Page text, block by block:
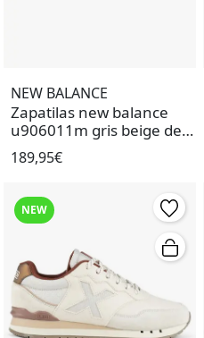
NEW BALANCE
Zapatilas new balance
u906011m gris beige de
mujer.
189,95€
NEW